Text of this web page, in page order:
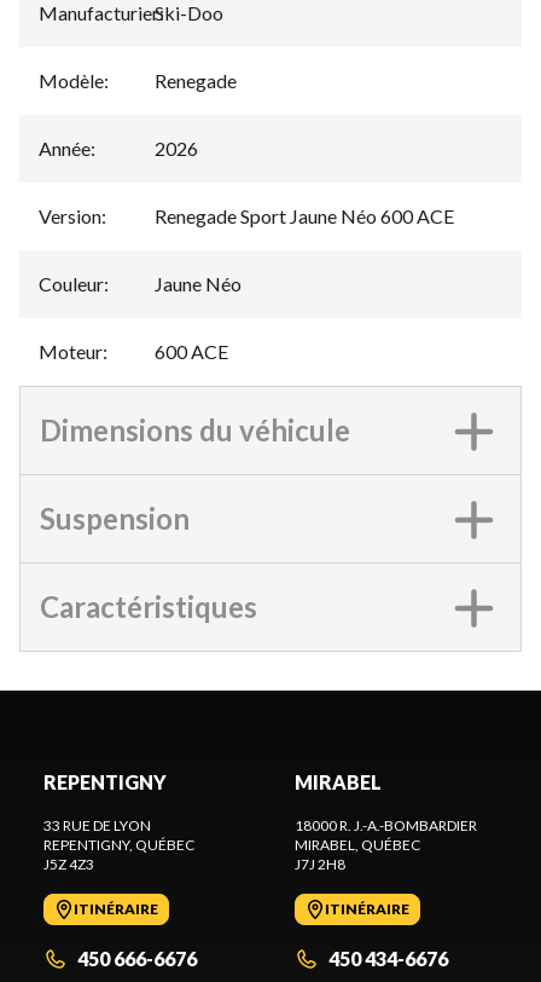
Manufacturier:
Ski-Doo
Modèle: Renegade
Année: 2026
Version: Renegade Sport Jaune Néo 600 ACE
Couleur: Jaune Néo
Moteur: 600 ACE
Dimensions du véhicule
Suspension
Caractéristiques
REPENTIGNY
33 RUE DE LYON
REPENTIGNY, QUÉBEC
J5Z 4Z3
ITINÉRAIRE
450 666-6676
MIRABEL
18000 R. J.-A.-BOMBARDIER
MIRABEL, QUÉBEC
J7J 2H8
ITINÉRAIRE
450 434-6676